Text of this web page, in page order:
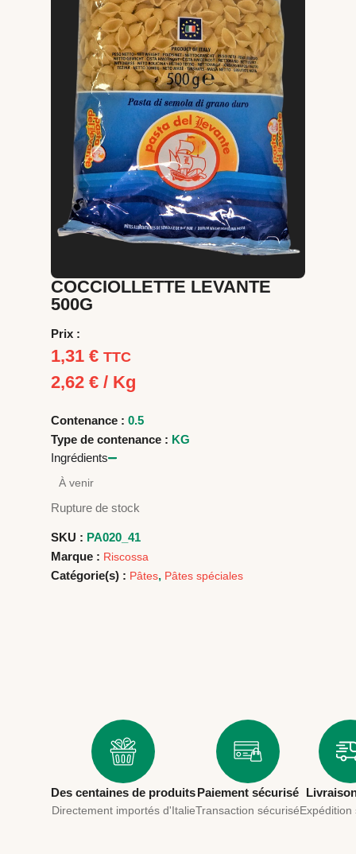
COCCIOLLETTE LEVANTE
500G
Prix :
1,31 € TTC
2,62 € / Kg
Contenance : 0.5
Type de contenance : KG
Ingrédients
À venir
Rupture de stock
SKU : PA020_41
Marque : Riscossa
Catégorie(s) : Pâtes, Pâtes spéciales
Des centaines de produits
Directement importés d'Italie
Paiement sécurisé
Transaction sécuriséExpédition